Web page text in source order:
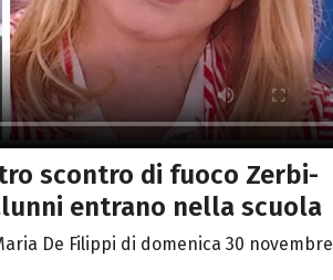
scontro di fuoco Zerbi-
entrano nella scuola
De Filippi di domenica 30 novembre